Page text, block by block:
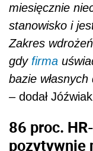
miesięcznie
stanowisko i
Zakres
gdy firma
bazie
– dodał Jóźwiak
86 proc.
pozytywnie